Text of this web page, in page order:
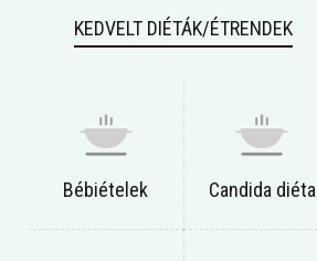
KEDVELT DIÉTÁK/ÉTRENDEK
Bébiételek Candida diéta